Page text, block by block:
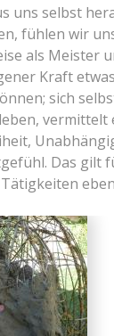
uns selbst
fühlen wir
als Meister
Kraft etwas
sich
vermittelt
Das gilt